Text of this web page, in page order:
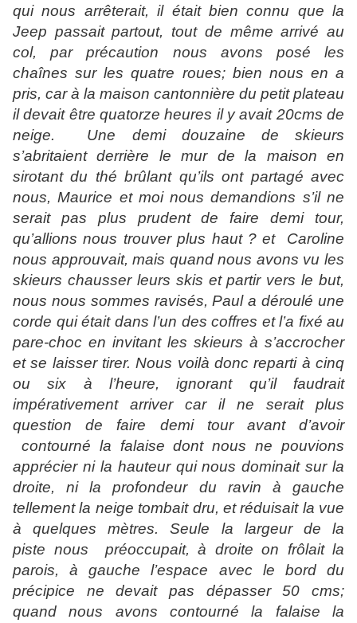
qui nous arrêterait, il était bien connu que la
Jeep passait partout, tout de même arrivé au
col, par précaution nous avons posé les
chaînes sur les quatre roues; bien nous en a
pris, car à la maison cantonnière du petit plateau
il devait être quatorze heures il y avait 20cms de
neige.
Une demi douzaine de skieurs
s’abritaient derrière le mur de la maison en
sirotant du thé brûlant qu’ils ont partagé avec
nous, Maurice et moi nous demandions s’il ne
serait pas plus prudent de faire demi tour,
qu’allions nous trouver plus haut ? et
Caroline
nous approuvait, mais quand nous avons vu les
skieurs chausser leurs skis et partir vers le but,
nous nous sommes ravisés, Paul a déroulé une
corde qui était dans l’un des coffres et l’a fixé au
pare-choc en invitant les skieurs à s’accrocher
et se laisser tirer. Nous voilà donc reparti à cinq
ou six à l’heure, ignorant qu’il faudrait
impérativement arriver car il ne serait plus
question de faire demi tour avant d’avoir
contourné la falaise dont nous ne pouvions
apprécier ni la hauteur qui nous dominait sur la
droite, ni la profondeur du ravin à gauche
tellement la neige tombait dru, et réduisait la vue
à quelques mètres. Seule la largeur de la
piste nous
préoccupait, à droite on frôlait la
parois, à gauche l’espace avec le bord du
précipice ne devait pas dépasser 50 cms;
quand nous avons contourné la falaise la